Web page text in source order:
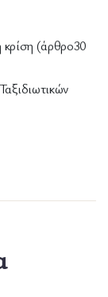
κρίση (άρθρο30